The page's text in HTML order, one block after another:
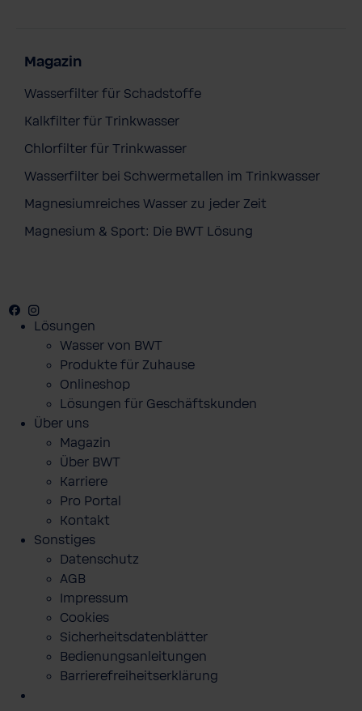
Magazin
Wasserfilter für Schadstoffe
Kalkfilter für Trinkwasser
Chlorfilter für Trinkwasser
Wasserfilter bei Schwermetallen im Trinkwasser
Magnesiumreiches Wasser zu jeder Zeit
Magnesium & Sport: Die BWT Lösung
Facebook
Youtube
Lösungen
Wasser von BWT
Produkte für Zuhause
Onlineshop
Lösungen für Geschäftskunden
Über uns
Magazin
Über BWT
Karriere
Pro Portal
Kontakt
Sonstiges
Datenschutz
AGB
Impressum
Cookies
Sicherheitsdatenblätter
Bedienungsanleitungen
Barrierefreiheitserklärung